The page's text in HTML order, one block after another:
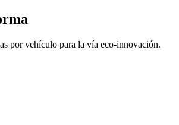
por vehículo para la vía eco-innovación.